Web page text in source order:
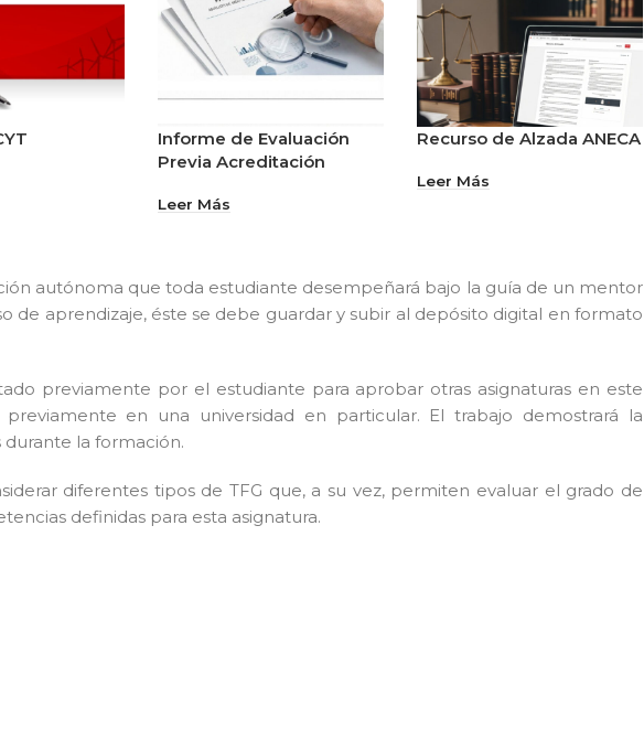
Informe de Evaluación
Previa Acreditación
Leer Más
Recurso de Alzada ANECA
Leer Más
autónoma que toda estudiante desempeñará bajo la guía de un mentor
de aprendizaje, éste se debe guardar y subir al depósito digital en formato
previamente por el estudiante para aprobar otras asignaturas en este
en una universidad en particular. El trabajo demostrará la
la formación.
diferentes tipos de TFG que, a su vez, permiten evaluar el grado de
definidas para esta asignatura.